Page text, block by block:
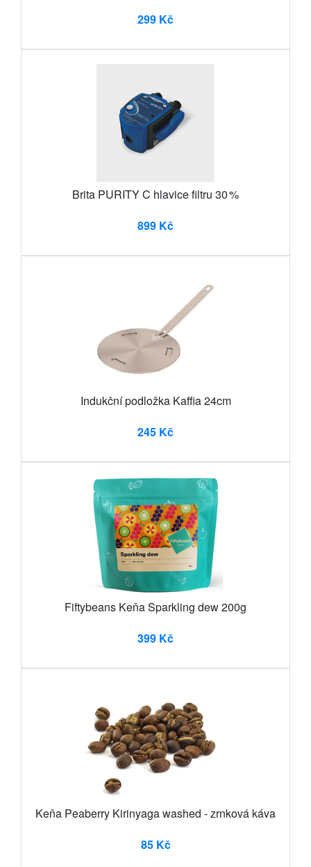
299 Kč
Brita PURITY C hlavice filtru 30 %
899 Kč
Indukční podložka Kaffia 24cm
245 Kč
Fiftybeans Keňa Sparkling dew 200g
399 Kč
Keňa Peaberry Kirinyaga washed - zrnková káva
85 Kč